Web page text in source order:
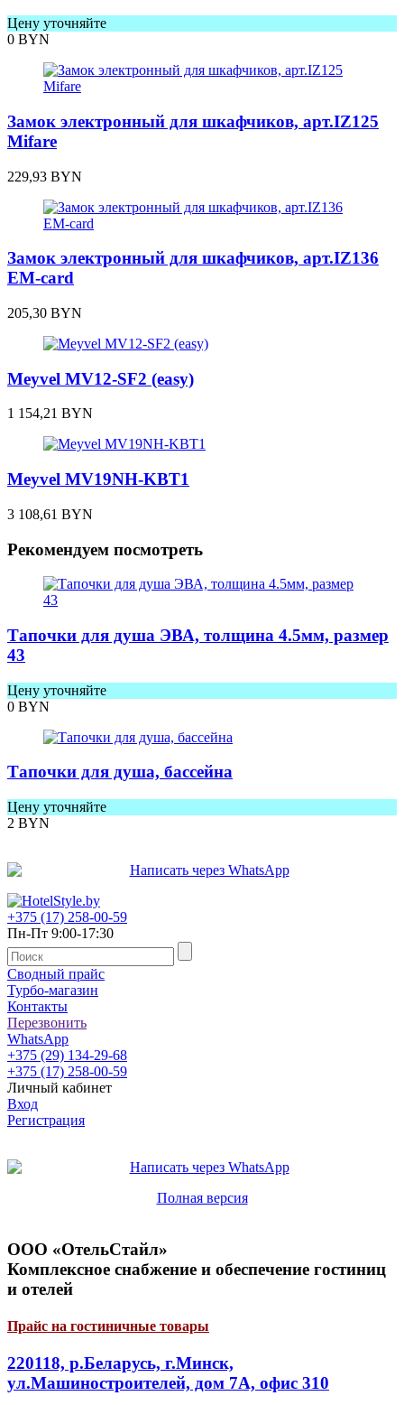
Цену уточняйте
0 BYN
Замок электронный для шкафчиков, арт.IZ125
Mifare
229,93 BYN
Замок электронный для шкафчиков, арт.IZ136
EM-card
205,30 BYN
Meyvel MV12-SF2 (easy)
1 154,21 BYN
Meyvel MV19NH-KBT1
3 108,61 BYN
Рекомендуем посмотреть
Тапочки для душа ЭВА, толщина 4.5мм, размер
43
Цену уточняйте
0 BYN
Тапочки для душа, бассейна
Цену уточняйте
2 BYN
+375 (17) 258-00-59
Пн-Пт 9:00-17:30
Сводный прайс
Турбо-магазин
Контакты
Перезвонить
WhatsApp
+375 (29) 134-29-68
+375 (17) 258-00-59
Личный кабинет
Вход
Регистрация
Полная версия
ООО «ОтельСтайл»
Комплексное снабжение и обеспечение гостиниц
и отелей
Прайс на гостиничные товары
220118, р.Беларусь, г.Минск,
ул.Машиностроителей, дом 7А, офис 310